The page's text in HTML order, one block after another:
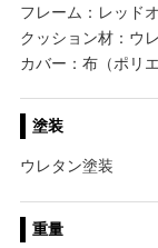
フレーム：レッド
クッション材：ウ
カバー：布（ポリ
塗装
ウレタン塗装
重量